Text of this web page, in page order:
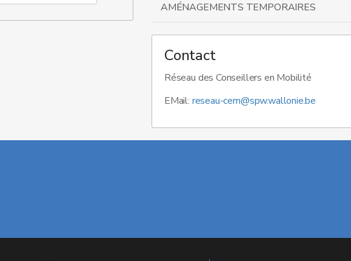
AMÉNAGEMENTS TEMPORAIRES
Contact
Réseau des Conseillers en Mobilité
EMail: reseau-cem@spw.wallonie.be